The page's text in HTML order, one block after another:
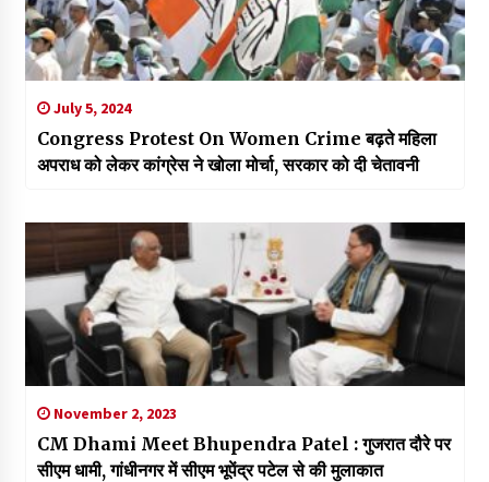
July 5, 2024
Congress Protest On Women Crime बढ़ते महिला
अपराध को लेकर कांग्रेस ने खोला मोर्चा, सरकार को दी चेतावनी
November 2, 2023
CM Dhami Meet Bhupendra Patel : गुजरात दौरे पर
सीएम धामी, गांधीनगर में सीएम भूपेंद्र पटेल से की मुलाकात